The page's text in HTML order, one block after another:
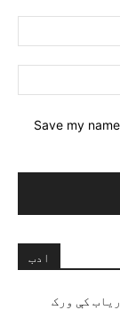
Save my
ادب
کې ورک